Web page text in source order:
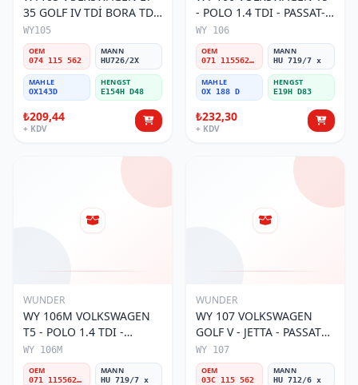
35 GOLF IV TDİ BORA TDİ
074 115 562 Yağ Filtresi
WY105
OEM
074 115 562
MANN
HU726/2X
MAHLE
OX143D
HENGST
E154H D48
₺209,44
+ KDV
- POLO 1.4 TDI - PASSAT-
JETTA 03-11 071 115562 A
Yağ Filtresi
WY 106
OEM
071 115562 A
MANN
HU 719/7 x
MAHLE
OX 188 D
HENGST
E19H D83
₺232,30
+ KDV
WUNDER
WY 106M VOLKSWAGEN
T5 - POLO 1.4 TDI -
PASSAT- JETTA 071 115562
A Yağ Filtresi
WY 106M
OEM
071 115562 A
MANN
HU 719/7 x
WUNDER
WY 107 VOLKSWAGEN
GOLF V - JETTA - PASSAT
1.6 FSI BENZİNLİ 03C 115
562 Yağ Filtresi
WY 107
OEM
03C 115 562
MANN
HU 712/6 x